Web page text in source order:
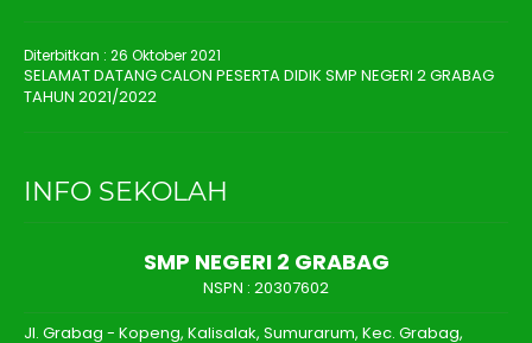
Diterbitkan : 26 Oktober 2021
SELAMAT DATANG CALON PESERTA DIDIK SMP NEGERI 2 GRABAG
TAHUN 2021/2022
INFO SEKOLAH
SMP NEGERI 2 GRABAG
NSPN : 20307602
Jl. Grabag - Kopeng, Kalisalak, Sumurarum, Kec. Grabag,